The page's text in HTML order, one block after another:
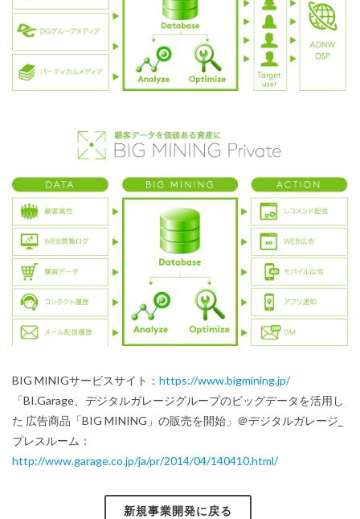
BIG MINIGサービスサイト： https://www.bigmining.jp/
「BI.Garage、デジタルガレージグループのビッグデータを活用し
た 広告商品「BIG MINING」の販売を開始」＠デジタルガレージ_
プレスルーム：
http://www.garage.co.jp/ja/pr/2014/04/140410.html/
新規事業開発に戻る